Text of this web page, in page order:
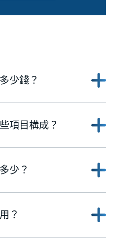
少錢？
項目構成？
少？
？